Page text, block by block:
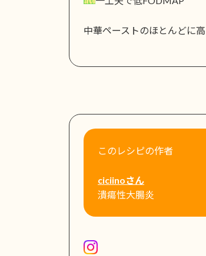
中華ペーストのほとんどに
このレシピの作者
ciciinoさん
潰瘍性大腸炎